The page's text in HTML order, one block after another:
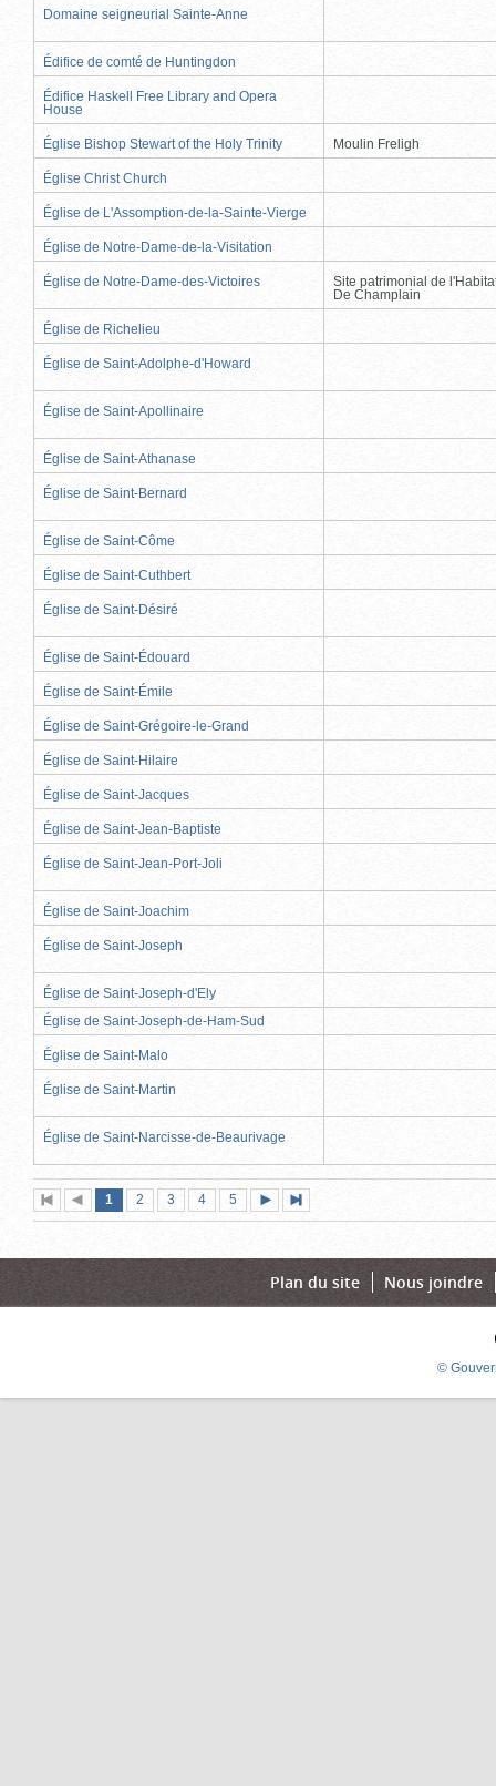
Domaine seigneurial Sainte-Anne
Édifice de comté de Huntingdon
Édifice Haskell Free Library and Opera
House
Église Bishop Stewart of the Holy Trinity Moulin Freligh
Église Christ Church
Église de L'Assomption-de-la-Sainte-Vierge
Église de Notre-Dame-de-la-Visitation
Église de Notre-Dame-des-Victoires
Site patrimonial de
De Champlain
Église de Richelieu
Église de Saint-Adolphe-d'Howard
Église de Saint-Apollinaire
Église de Saint-Athanase
Église de Saint-Bernard
Église de Saint-Côme
Église de Saint-Cuthbert
Église de Saint-Désiré
Église de Saint-Édouard
Église de Saint-Émile
Église de Saint-Grégoire-le-Grand
Église de Saint-Hilaire
Église de Saint-Jacques
Église de Saint-Jean-Baptiste
Église de Saint-Jean-Port-Joli
Église de Saint-Joachim
Église de Saint-Joseph
Église de Saint-Joseph-d'Ely
Église de Saint-Joseph-de-Ham-Sud
Église de Saint-Malo
Église de Saint-Martin
Église de Saint-Narcisse-de-Beaurivage
Première
page
Page
précédente
Page
1 (page
actuelle)
Page
2 Page
3 Page
4 Page
5
suivante
page
Plan du site Nous joindre
©